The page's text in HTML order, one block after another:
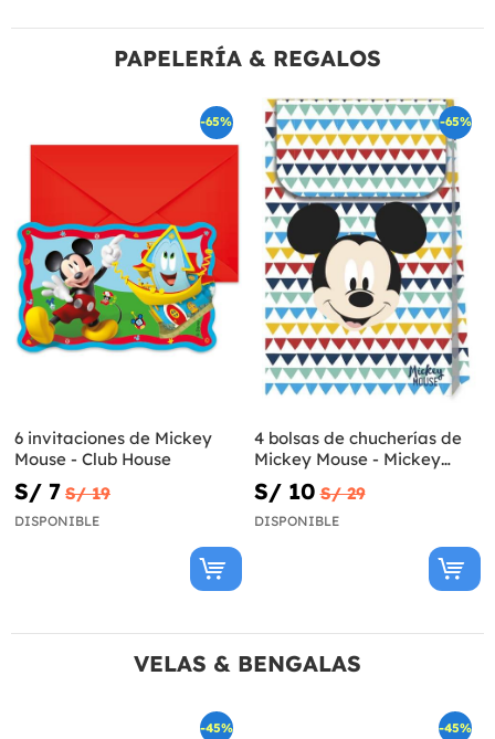
PAPELERÍA & REGALOS
-65%
6 invitaciones de Mickey
Mouse - Club House
S/ 7 S/ 19
DISPONIBLE
-65%
4 bolsas de chucherías de
Mickey Mouse - Mickey
Awesome
S/ 10 S/ 29
DISPONIBLE
VELAS & BENGALAS
-45% -45%